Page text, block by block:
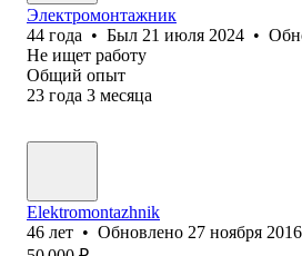
Электромонтажник
44 года • Был 21 июля 2024 •
Не ищет работу
Общий опыт
23 года 3 месяца
Elektromontazhnik
46 лет • Обновлено 27 ноября 2016